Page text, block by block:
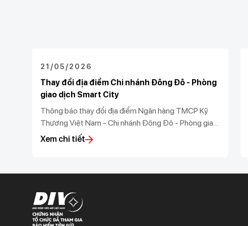
21/05/2026
Thay đổi địa điểm Chi nhánh Đông Đô - Phòng
giao dịch Smart City
Thông báo thay đổi địa điểm Ngân hàng TMCP Kỹ
Thương Việt Nam - Chi nhánh Đông Đô - Phòng giao
dịch Smart City
Xem chi tiết